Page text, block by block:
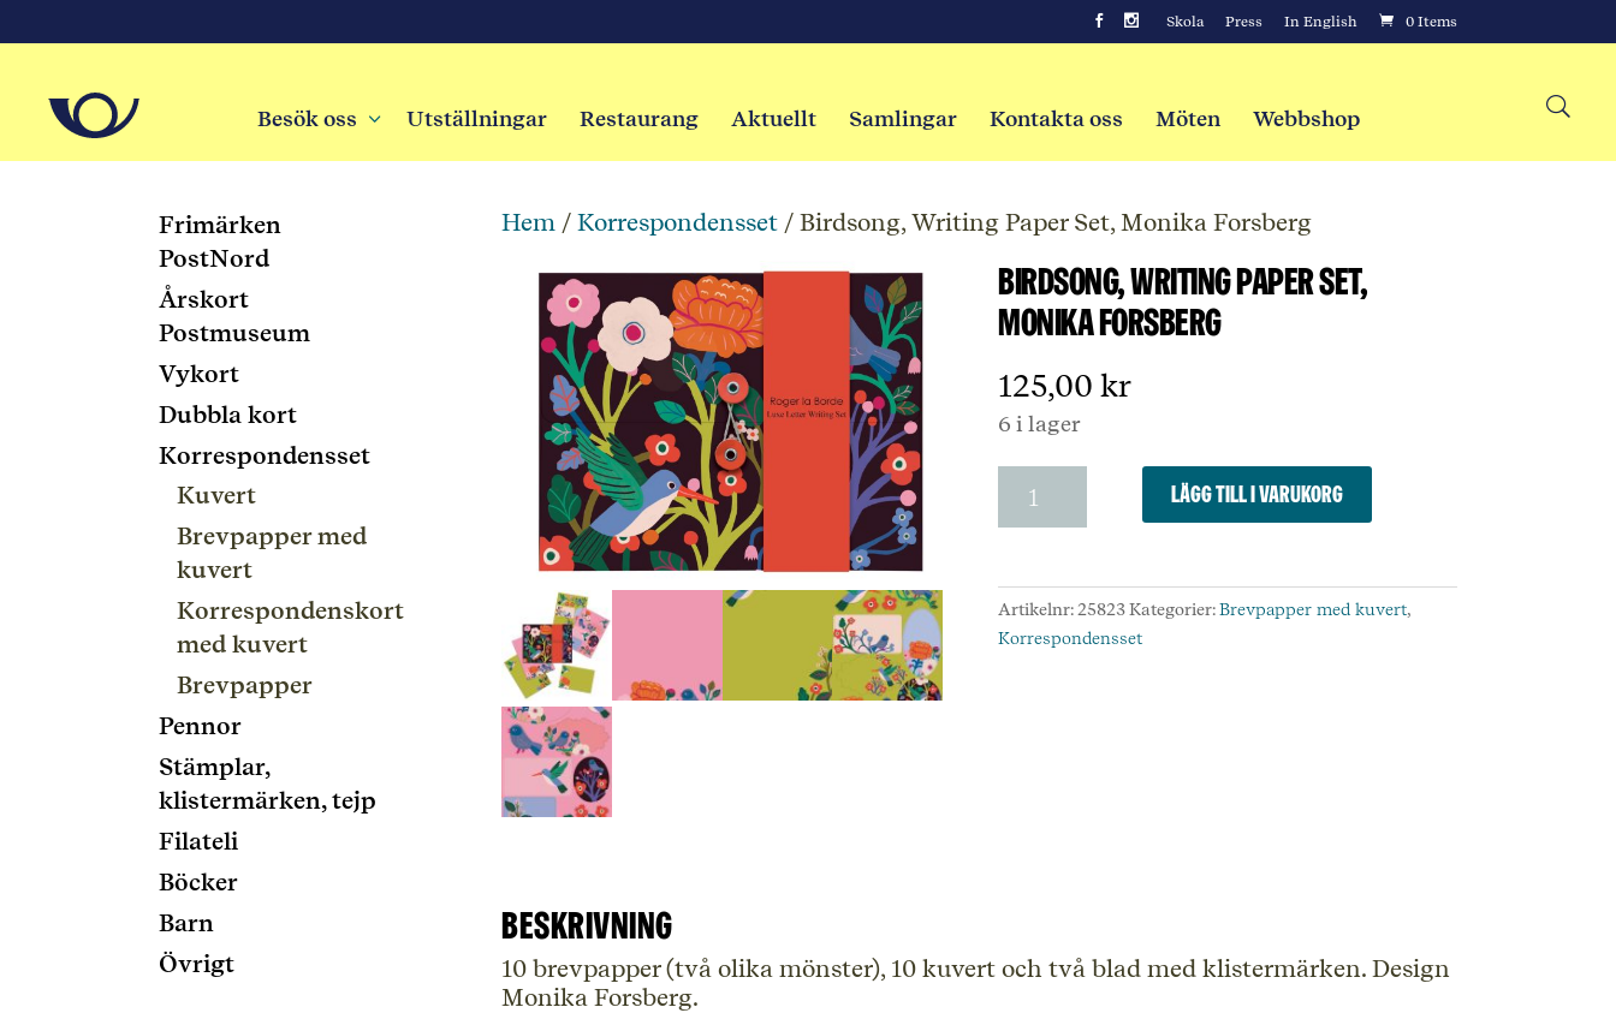
Skola Press In English 0 Items
Besök oss 3 Utställningar Restaurang Aktuellt Samlingar Kontakta oss Möten Webbshop
Hem / Korrespondensset / Birdsong, Writing Paper Set, Monika Forsberg
Birdsong, Writing Paper Set,
Monika Forsberg
125,00kr
6 i lager
Writing
Paper
Monika
Forsberg
mängd
Lägg till i varukorg
Artikelnr: 25823 Kategorier:Brevpapper med kuvert,
Korrespondensset
Beskrivning
10 brevpapper (två olika mönster), 10 kuvert och två blad med klistermärken. Design
Monika Forsberg.
Frimärken
PostNord
Årskort
Postmuseum
Vykort
Dubbla kort
Korrespondensset
Kuvert
Brevpapper med
kuvert
Korrespondenskort
med kuvert
Brevpapper
Pennor
Stämplar,
klistermärken, tejp
Filateli
Böcker
Barn
Övrigt